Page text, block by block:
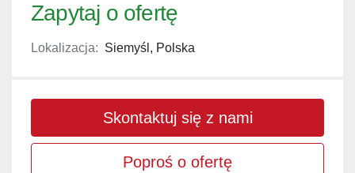
Zapytaj o ofertę
Lokalizacja: Siemyśl, Polska
Skontaktuj się z nami
Poproś o ofertę